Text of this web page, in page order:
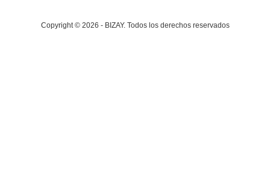
Copyright © 2026 - BIZAY. Todos los derechos reservados